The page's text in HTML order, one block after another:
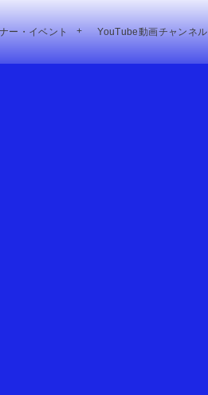
ー・イベント YouTube動画チャンネル